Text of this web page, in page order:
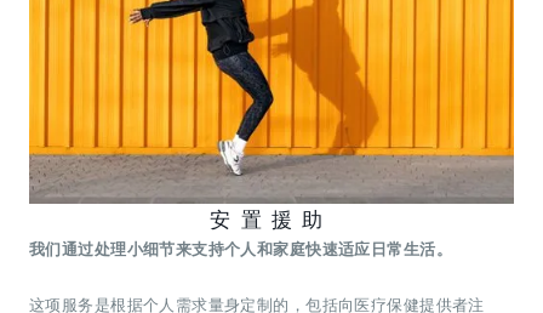
安置援助
我们通过处理小细节来支持个人和家庭快速适应日常生活。
这项服务是根据个人需求量身定制的，包括向医疗保健提供者注